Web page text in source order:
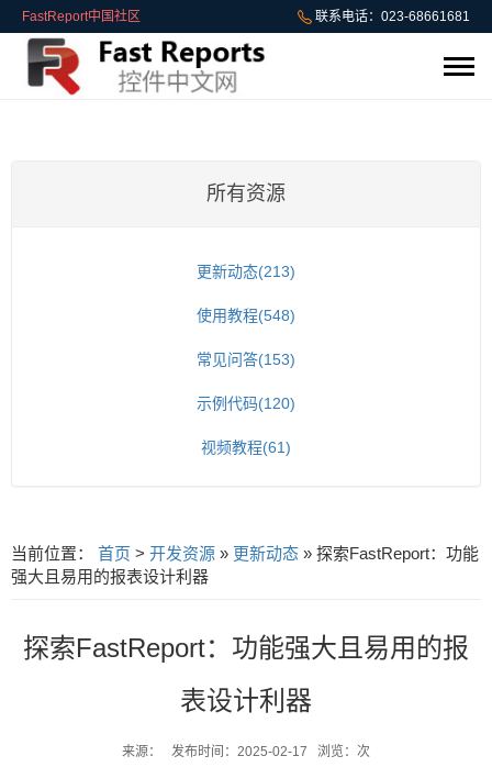
FastReport中国社区 联系电话：023-68661681
所有资源
更新动态(213)
使用教程(548)
常见问答(153)
示例代码(120)
视频教程(61)
当前位置： 首页 > 开发资源 » 更新动态 » 探索FastReport：功能
强大且易用的报表设计利器
探索FastReport：功能强大且易用的报
表设计利器
来源： 发布时间：2025-02-17 浏览：次